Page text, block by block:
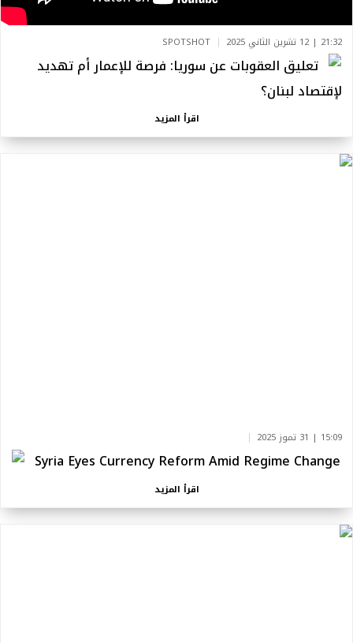
21:32 | 12 تشرين الثاني 2025 SPOTSHOT
تعليق العقوبات عن سوريا: فرصة للإعمار أم تهديد
لإقتصاد لبنان؟
اقرأ المزيد
15:09 | 31 تموز 2025
Syria Eyes Currency Reform Amid Regime Change
اقرأ المزيد